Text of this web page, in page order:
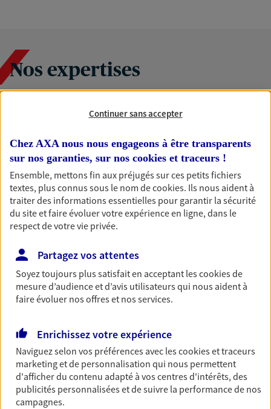
Nos expertises
Accompagner les
professionnels et les
entreprises
Comme vous, nous sommes des indépendants. Nous
bâtissons ensemble des solutions cohérentes pour
protéger votre activité, vos collaborateurs... mais aussi
vous-même et votre famille.
Accompagner vos projets de
vie
Achat immobilier, installation, départ à la retraite…
d'assurance et d'épargne. Recevez un conseil d'expert
cohérent avec vos besoins
Vous aider à constituer une
épargne
Continuer sans accepter
Chez AXA nous nous engageons à être transparents
sur nos garanties, sur nos cookies et traceurs !
Ensemble, mettons fin aux préjugés sur ces petits fichiers
textes, plus connus sous le nom decookies. Ils nous aident à
traiter des informations essentielles pour garantir la sécurité
du site et faire évoluer votre expérience en ligne, dans le
respect de votre vie privée.
Partagez vos attentes
Soyez toujours plus satisfait en acceptant lescookiesde
mesure d’audience et d’avis utilisateurs qui nous aident à
faire évoluer nos offres et nos services.
Enrichissez votre expérience
Naviguez selon vos préférences avec lescookies et traceurs
marketing et de personnalisation qui nous permettent
d'afficher du contenu adapté à vos centres d'intérêts, des
publicités personnalisées et de suivre la performance de nos
campagnes.